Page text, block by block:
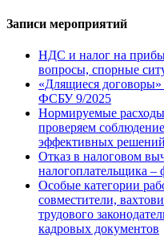
Записи мероприятий
НДС и налог на
вопросы, спорные
«Длящиеся договоры»
ФСБУ 9/2025
Нормируемые
проверяем
эффективных
Отказ в налоговом
налогоплательщика –
Особые категории
совместители,
трудового
кадровых документов